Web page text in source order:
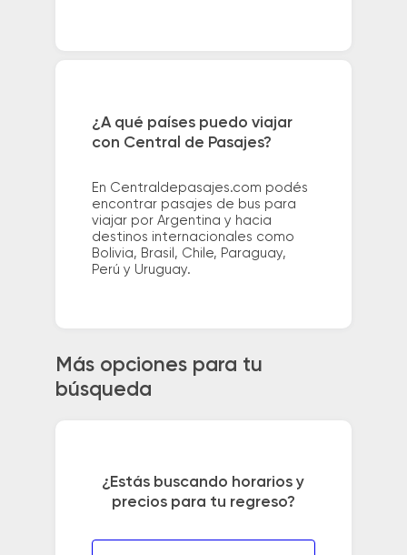
¿A qué países puedo viajar
con Central de Pasajes?
En Centraldepasajes.com podés
encontrar pasajes de bus para
viajar por Argentina y hacia
destinos internacionales como
Bolivia, Brasil, Chile, Paraguay,
Perú y Uruguay.
Más opciones para tu
búsqueda
¿Estás buscando horarios y
precios para tu regreso?